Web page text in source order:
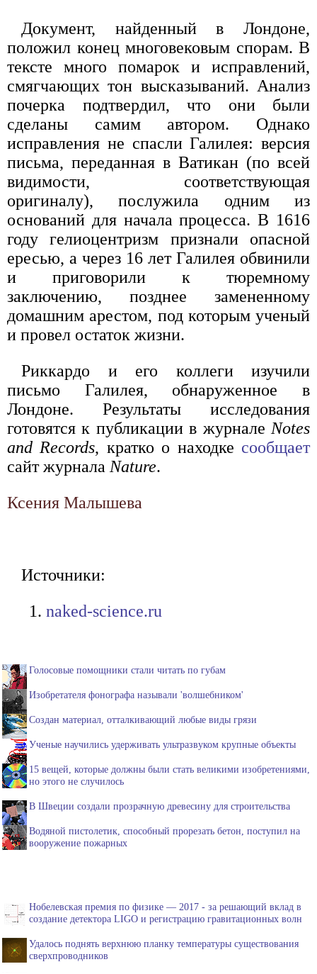
Документ, найденный в Лондоне,
положил конец многовековым спорам. В
тексте много помарок и исправлений,
смягчающих тон высказываний. Анализ
почерка подтвердил, что они были
сделаны самим автором. Однако
исправления не спасли Галилея: версия
письма, переданная в Ватикан (по всей
видимости, соответствующая
оригиналу), послужила одним из
оснований для начала процесса. В 1616
году гелиоцентризм признали опасной
ересью, а через 16 лет Галилея обвинили
и приговорили к тюремному
заключению, позднее замененному
домашним арестом, под которым ученый
и провел остаток жизни.
Риккардо и его коллеги изучили
письмо Галилея, обнаруженное в
Лондоне. Результаты исследования
готовятся к публикации в журнале Notes
and Records, кратко о находке сообщает
сайт журнала Nature.
Ксения Малышева
Источники:
naked-science.ru
Голосовые помощники стали читать по губам
Изобретателя фонографа называли 'волшебником'
Создан материал, отталкивающий любые виды грязи
Ученые научились удерживать ультразвуком крупные объекты
15 вещей, которые должны были стать великими изобретениями,
но этого не случилось
В Швеции создали прозрачную древесину для строительства
Водяной пистолетик, способный прорезать бетон, поступил на
вооружение пожарных
Нобелевская премия по физике — 2017 - за решающий вклад в
создание детектора LIGO и регистрацию гравитационных волн
Удалось поднять верхнюю планку температуры существования
сверхпроводников